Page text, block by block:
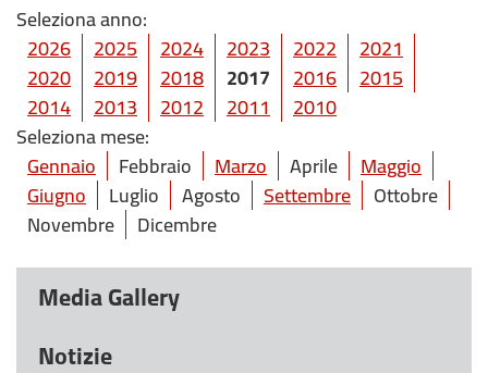
Seleziona anno:
2026
2025 2024 2023 2022
2021
2020
2019 2018 2017 2016
2015
2014
2013 2012 2011
2010
Seleziona mese:
Gennaio
Febbraio Marzo Aprile
Maggio
Giugno
Luglio Agosto Settembre
Ottobre
Novembre
Dicembre
Media Gallery
Notizie